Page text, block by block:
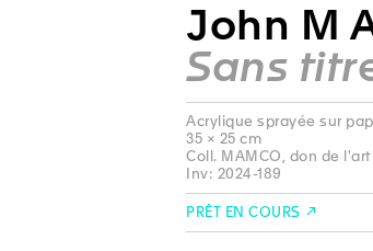
John M
Sans
Acrylique sprayée sur
35 × 25 cm
Coll. MAMCO, don de
Inv: 2024-189
PRÊT EN COURS